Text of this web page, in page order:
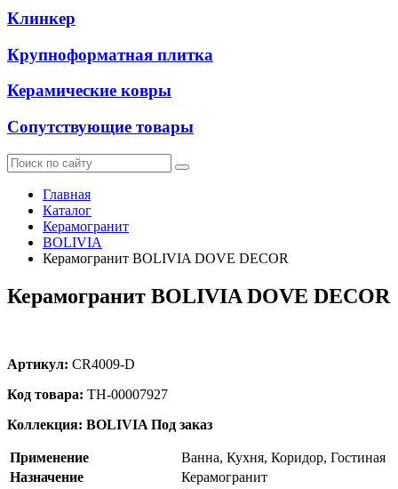
Клинкер
Крупноформатная плитка
Керамические ковры
Сопутствующие товары
Главная
Каталог
Керамогранит
BOLIVIA
Керамогранит BOLIVIA DOVE DECOR
Керамогранит BOLIVIA DOVE DECOR
Артикул: CR4009-D
Код товара: ТН-00007927
Коллекция: BOLIVIA Под заказ
Применение
Ванна, Кухня, Коридор, Гостиная
Назначение
Керамогранит